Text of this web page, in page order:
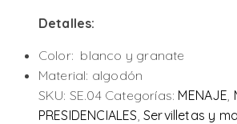
Detalles:
Color: blanco y granate
Material: algodón
SKU: SE.04 Categorías: MENAJE
PRESIDENCIALES Servilletas y